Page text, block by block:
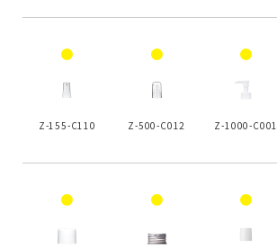
Z-155-C110 Z-500-C012 Z-1000-C001